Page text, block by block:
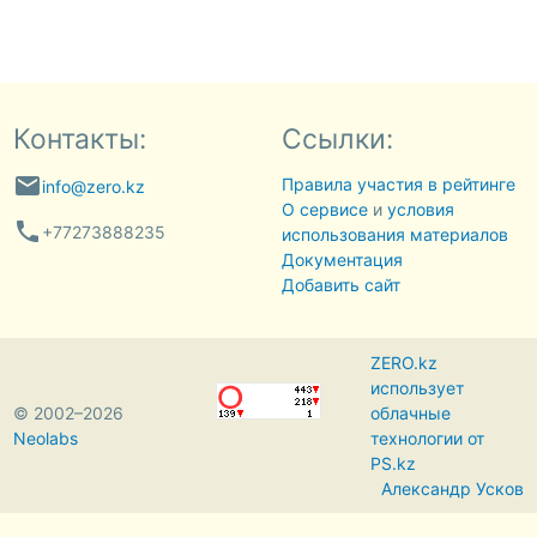
Контакты:
emailinfo@zero.kz
phone +77273888235
Ссылки:
Правила участия в рейтинге
О сервисеи условия
использования материалов
Документация
Добавить сайт
© 2002–2026
Neolabs
ZERO.kz
использует
облачные
технологии от
PS.kz
Александр Усков